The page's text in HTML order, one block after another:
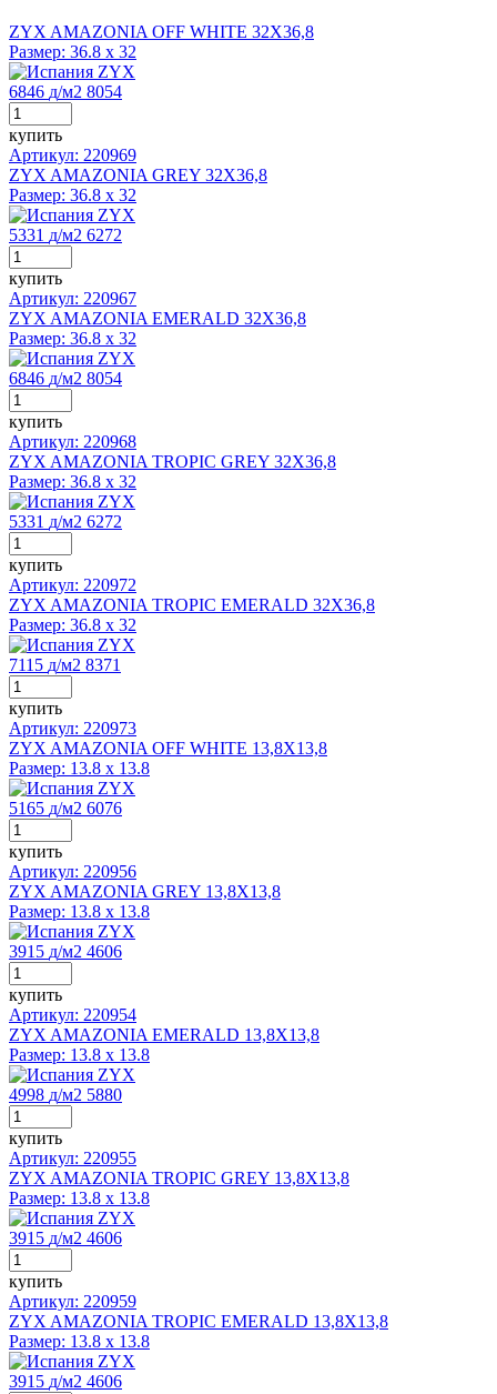
ZYX AMAZONIA OFF WHITE 32X36,8
Размер: 36.8 x 32
ZYX
6846 д/м2 8054
купить
Артикул: 220969
ZYX AMAZONIA GREY 32X36,8
Размер: 36.8 x 32
ZYX
5331 д/м2 6272
купить
Артикул: 220967
ZYX AMAZONIA EMERALD 32X36,8
Размер: 36.8 x 32
ZYX
6846 д/м2 8054
купить
Артикул: 220968
ZYX AMAZONIA TROPIC GREY 32X36,8
Размер: 36.8 x 32
ZYX
5331 д/м2 6272
купить
Артикул: 220972
ZYX AMAZONIA TROPIC EMERALD 32X36,8
Размер: 36.8 x 32
ZYX
7115 д/м2 8371
купить
Артикул: 220973
ZYX AMAZONIA OFF WHITE 13,8X13,8
Размер: 13.8 x 13.8
ZYX
5165 д/м2 6076
купить
Артикул: 220956
ZYX AMAZONIA GREY 13,8X13,8
Размер: 13.8 x 13.8
ZYX
3915 д/м2 4606
купить
Артикул: 220954
ZYX AMAZONIA EMERALD 13,8X13,8
Размер: 13.8 x 13.8
ZYX
4998 д/м2 5880
купить
Артикул: 220955
ZYX AMAZONIA TROPIC GREY 13,8X13,8
Размер: 13.8 x 13.8
ZYX
3915 д/м2 4606
купить
Артикул: 220959
ZYX AMAZONIA TROPIC EMERALD 13,8X13,8
Размер: 13.8 x 13.8
ZYX
3915 д/м2 4606